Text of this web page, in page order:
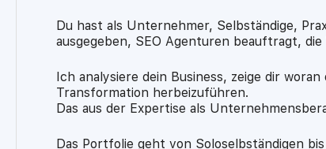
Du hast als Unternehmer, Selbständige,
ausgegeben, SEO Agenturen beauftragt,
Ich analysiere dein Business, zeige dir
Transformation herbeizuführen.
Das aus der Expertise als
Das Portfolie geht von Soloselbständigen